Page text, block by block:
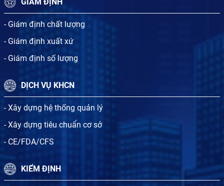
- Giám định chất lượng
- Giám định xuất xứ
- Giám định số lượng
DỊCH VỤ KHCN
- Xây dựng hệ thống quản lý
- Xây dựng tiêu chuẩn cơ sở
- CE/FDA/CFS
KIỂM ĐỊNH